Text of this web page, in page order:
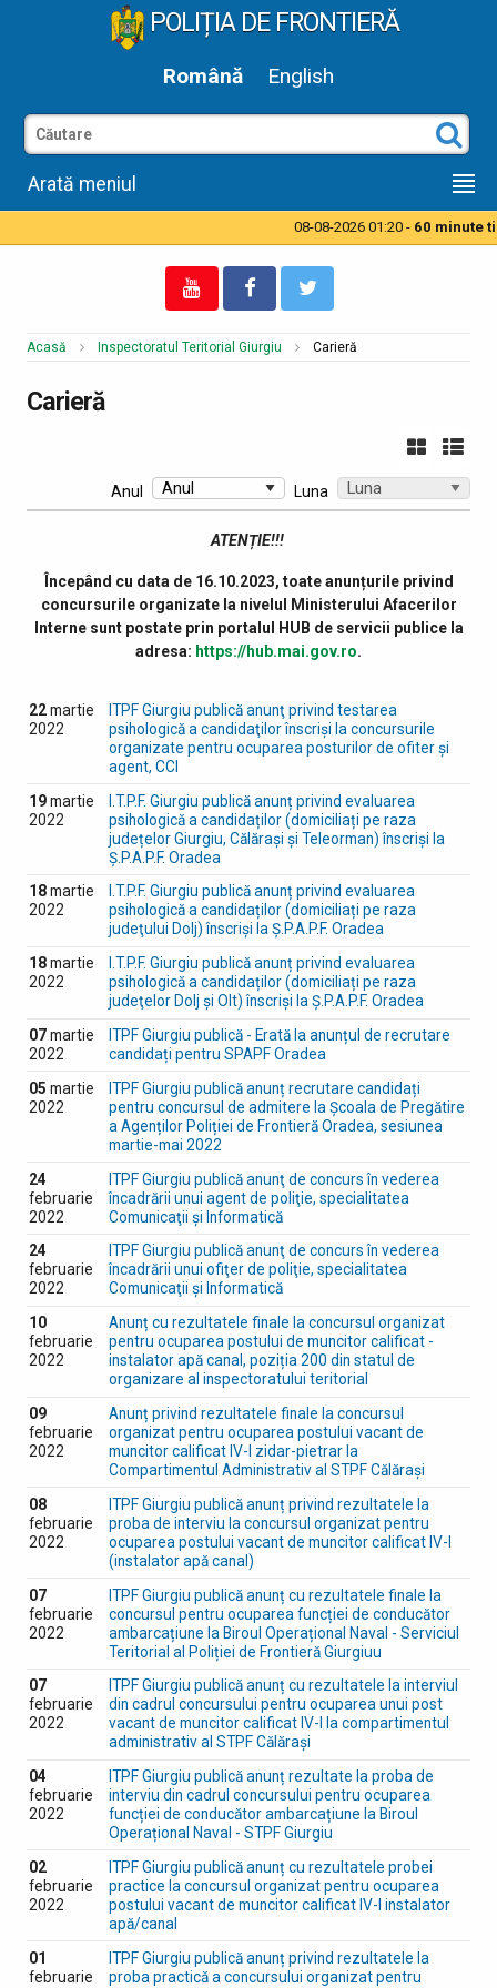
POLIȚIA DE FRONTIERĂ
Română English
Arată meniul
08-08-2026 01:20 -60 minute
Acasă Inspectoratul Teritorial Giurgiu Carieră
Carieră
Luna
Anul
ATENȚIE!!!
Începând cu data de 16.10.2023, toate anunțurile privind
concursurile organizate la nivelul Ministerului Afacerilor
Interne sunt postate prin portalul HUB de servicii publice la
adresa: https://hub.mai.gov.ro.
22martie
2022
ITPF Giurgiu publică anunţ privind testarea
psihologică a candidaţilor înscrişi la concursurile
organizate pentru ocuparea posturilor de ofiter şi
agent, CCI
19martie
2022
I.T.P.F. Giurgiu publică anunț privind evaluarea
psihologică a candidaților (domiciliați pe raza
județelor Giurgiu, Călărași și Teleorman) înscriși la
Ș.P.A.P.F. Oradea
18martie
2022
I.T.P.F. Giurgiu publică anunț privind evaluarea
psihologică a candidaților (domiciliați pe raza
judeţului Dolj) înscriși la Ș.P.A.P.F. Oradea
18martie
2022
I.T.P.F. Giurgiu publică anunț privind evaluarea
psihologică a candidaților (domiciliați pe raza
judeţelor Dolj şi Olt) înscrişi la Ș.P.A.P.F. Oradea
07martie
2022
ITPF Giurgiu publică - Erată la anunțul de recrutare
candidați pentru SPAPF Oradea
05 martie
2022
ITPF Giurgiu publică anunț recrutare candidați
pentru concursul de admitere la Școala de Pregătire
a Agenților Poliției de Frontieră Oradea, sesiunea
martie-mai 2022
24
februarie
2022
ITPF Giurgiu publică anunţ de concurs în vederea
încadrării unui agent de poliţie, specialitatea
Comunicaţii şi Informatică
24
februarie
2022
ITPF Giurgiu publică anunţ de concurs în vederea
încadrării unui ofiţer de poliţie, specialitatea
Comunicaţii şi Informatică
10
februarie
2022
Anunț cu rezultatele finale la concursul organizat
pentru ocuparea postului de muncitor calificat -
instalator apă canal, poziția 200 din statul de
organizare al inspectoratului teritorial
09
februarie
2022
Anunț privind rezultatele finale la concursul
organizat pentru ocuparea postului vacant de
muncitor calificat IV-I zidar-pietrar la
Compartimentul Administrativ al STPF Călărași
08
februarie
2022
ITPF Giurgiu publică anunț privind rezultatele la
proba de interviu la concursul organizat pentru
ocuparea postului vacant de muncitor calificat IV-I
(instalator apă canal)
07
februarie
2022
ITPF Giurgiu publică anunț cu rezultatele finale la
concursul pentru ocuparea funcției de conducător
ambarcațiune la Biroul Operațional Naval - Serviciul
Teritorial al Poliției de Frontieră Giurgiuu
07
februarie
2022
ITPF Giurgiu publică anunț cu rezultatele la interviul
din cadrul concursului pentru ocuparea unui post
vacant de muncitor calificat IV-I la compartimentul
administrativ al STPF Călărași
04
februarie
2022
ITPF Giurgiu publică anunț rezultate la proba de
interviu din cadrul concursului pentru ocuparea
funcției de conducător ambarcațiune la Biroul
Operațional Naval - STPF Giurgiu
02
februarie
2022
ITPF Giurgiu publică anunț cu rezultatele probei
practice la concursul organizat pentru ocuparea
postului vacant de muncitor calificat IV-I instalator
apă/canal
01
februarie
ITPF Giurgiu publică anunț privind rezultatele la
proba practică a concursului organizat pentru